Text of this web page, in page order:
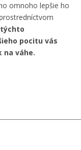
omnoho lepšie ho
pocitu vás
na váhe.